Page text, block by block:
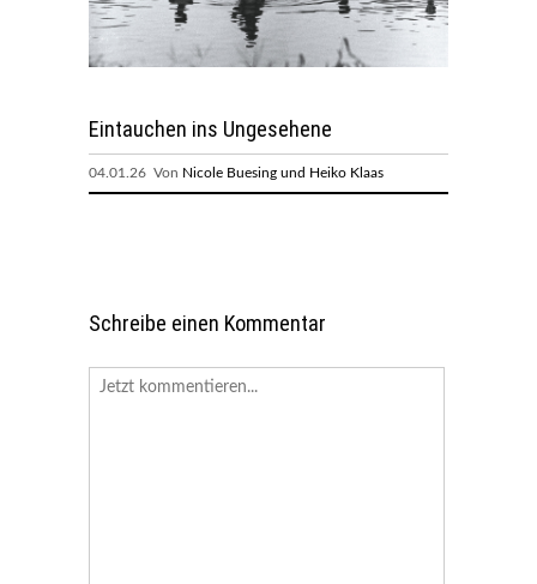
Eintauchen ins Ungesehene
04.01.26 Von Nicole Buesing und Heiko Klaas
Schreibe einen Kommentar